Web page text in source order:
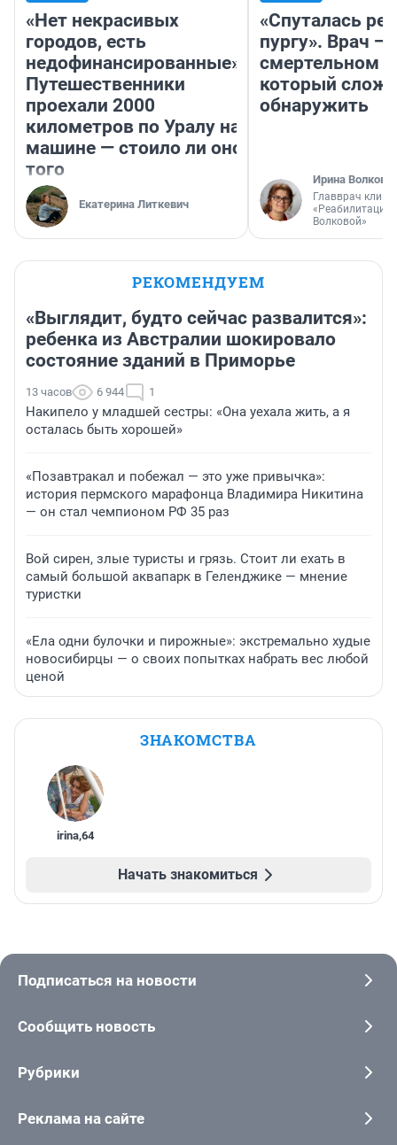
«Нет некрасивых
городов, есть
недофинансированные».
Путешественники
проехали 2000
километров по Уралу на
машине — стоило ли оно
того
Екатерина Литкевич
«Спуталась
пургу». Врач —
смертельном
который
обнаружить
Ирина Волкова
Главврач
«Реабилитация
Волковой»
РЕКОМЕНДУЕМ
«Выглядит, будто сейчас развалится»:
ребенка из Австралии шокировало
состояние зданий в Приморье
13 часов 6 944 1
Накипело у младшей сестры: «Она уехала жить, а я
осталась быть хорошей»
«Позавтракал и побежал — это уже привычка»:
история пермского марафонца Владимира Никитина
— он стал чемпионом РФ 35 раз
Вой сирен, злые туристы и грязь. Стоит ли ехать в
самый большой аквапарк в Геленджике — мнение
туристки
«Ела одни булочки и пирожные»: экстремально худые
новосибирцы — о своих попытках набрать вес любой
ценой
ЗНАКОМСТВА
irina,64
Начать знакомиться
Подписаться на новости
Сообщить новость
Рубрики
Реклама на сайте